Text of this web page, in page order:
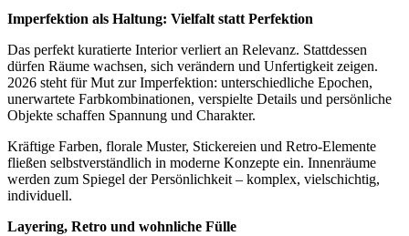
Imperfektion als Haltung: Vielfalt statt Perfektion
Das perfekt kuratierte Interior verliert an Relevanz. Stattdessen
dürfen Räume wachsen, sich verändern und Unfertigkeit zeigen.
2026 steht für Mut zur Imperfektion: unterschiedliche Epochen,
unerwartete Farbkombinationen, verspielte Details und persönliche
Objekte schaffen Spannung und Charakter.
Kräftige Farben, florale Muster, Stickereien und Retro-Elemente
fließen selbstverständlich in moderne Konzepte ein. Innenräume
werden zum Spiegel der Persönlichkeit – komplex, vielschichtig,
individuell.
Layering, Retro und wohnliche Fülle